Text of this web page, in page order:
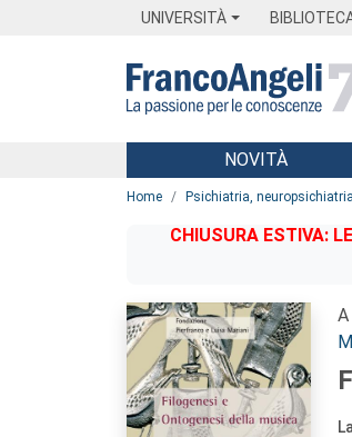
UNIVERSITÀ
Menu
NOVITÀ
Home Psichiatria,
CHIUSURA ESTIVA:
A